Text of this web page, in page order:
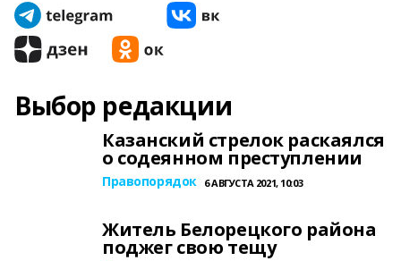
Выбор редакции
Казанский стрелок раскаялся
о содеянном преступлении
Правопорядок 6 АВГУСТА 2021, 10:03
Житель Белорецкого района
поджег свою тещу